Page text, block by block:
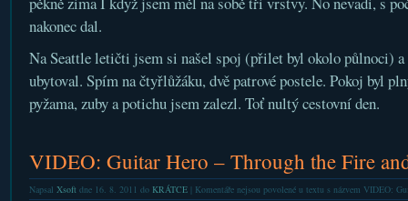
nakonec dal.
Na Seattle letičti jsem si našel spoj (přilet byl okolo půlnoci) a
ubytoval. Spím na čtyřlůžáku, dvě patrové postele. Pokoj byl
pyžama, zuby a potichu jsem zalezl. Toť nultý cestovní den.
VIDEO: Guitar Hero – Through the Fire
Napsal Xsoftdne 16. 8. 2011 do KRÁTCE| Komentáře nejsou povolenéu textu s názvem VIDEO: